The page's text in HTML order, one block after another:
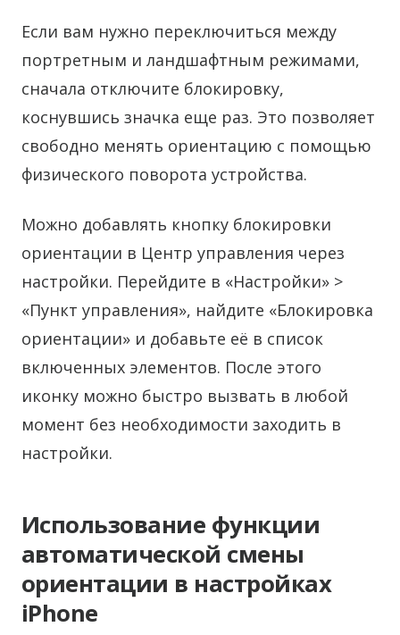
Если вам нужно переключиться между
портретным и ландшафтным режимами,
сначала отключите блокировку,
коснувшись значка еще раз. Это позволяет
свободно менять ориентацию с помощью
физического поворота устройства.
Можно добавлять кнопку блокировки
ориентации в Центр управления через
настройки. Перейдите в «Настройки» >
«Пункт управления», найдите «Блокировка
ориентации» и добавьте её в список
включенных элементов. После этого
иконку можно быстро вызвать в любой
момент без необходимости заходить в
настройки.
Использование функции
автоматической смены
ориентации в настройках
iPhone